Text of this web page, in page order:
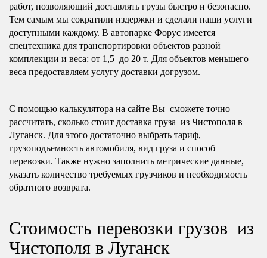
работ, позволяющий доставлять грузы быстро и безопасно.
Тем самым мы сократили издержки и сделали наши услуги
доступными каждому. В автопарке Форус имеется
спецтехника для транспортировки объектов разной
комплекции и веса: от 1,5 до 20 т. Для объектов меньшего
веса предоставляем услугу доставки догрузом.
С помощью калькулятора на сайте Вы сможете точно
рассчитать, сколько стоит доставка груза из Чистополя в
Луганск. Для этого достаточно выбрать тариф,
грузоподъемность автомобиля, вид груза и способ
перевозки. Также нужно заполнить метрические данные,
указать количество требуемых грузчиков и необходимость
обратного возврата.
Стоимость перевозки грузов из
Чистополя в Луганск